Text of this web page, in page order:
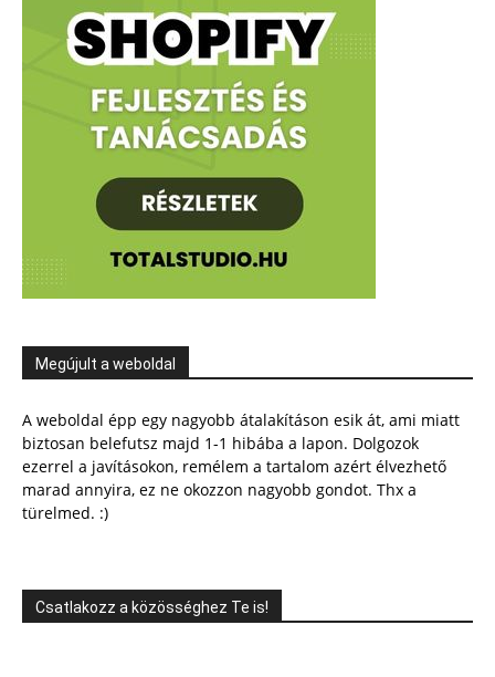
Megújult a weboldal
A weboldal épp egy nagyobb átalakításon esik át, ami miatt
biztosan belefutsz majd 1-1 hibába a lapon. Dolgozok
ezerrel a javításokon, remélem a tartalom azért élvezhető
marad annyira, ez ne okozzon nagyobb gondot. Thx a
türelmed. :)
Csatlakozz a közösséghez Te is!